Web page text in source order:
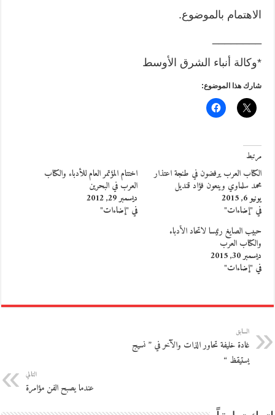
الاهتمام بالموضوع.
*وكالة أنباء الشرق الأوسط
شارك هذا الموضوع:
مرتبط
الكتاب العرب يرفضون في طنجة اعتذار
محمد سلماوي وينعون فؤاد قنديل
يونيو 6, 2015
في "إضاءات"
اختتام المؤتمر العام للأدباء والكتاب
العرب في البحرين
ديسمبر 29, 2012
في "إضاءات"
حبيب الصايغ رئيسا لاتحاد الأدباء
والكتاب العرب
ديسمبر 30, 2015
في "إضاءات"
السابق
غادة خليفة تحاور الذات والآخر في ” نسيج
يستيقظ “
التالي
عندما يصبح الفن مؤامرة